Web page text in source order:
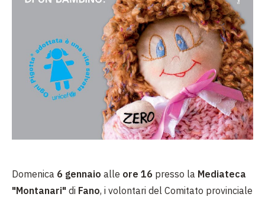
Domenica 6 gennaio alle ore 16 presso la Mediateca
"Montanari" di Fano, i volontari del Comitato provinciale